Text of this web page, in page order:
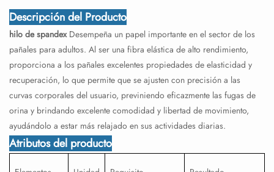
Descripción del Producto
hilo de spandex Desempeña un papel importante en el sector de los
pañales para adultos. Al ser una fibra elástica de alto rendimiento,
proporciona a los pañales excelentes propiedades de elasticidad y
recuperación, lo que permite que se ajusten con precisión a las
curvas corporales del usuario, previniendo eficazmente las fugas de
orina y brindando excelente comodidad y libertad de movimiento,
ayudándolo a estar más relajado en sus actividades diarias.
Atributos del producto